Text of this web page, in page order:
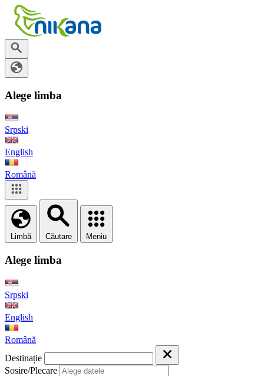
Alege limba
Srpski
English
Română
Limbă Căutare Meniu
Alege limba
Srpski
English
Română
Destinație
Sosire/Plecare